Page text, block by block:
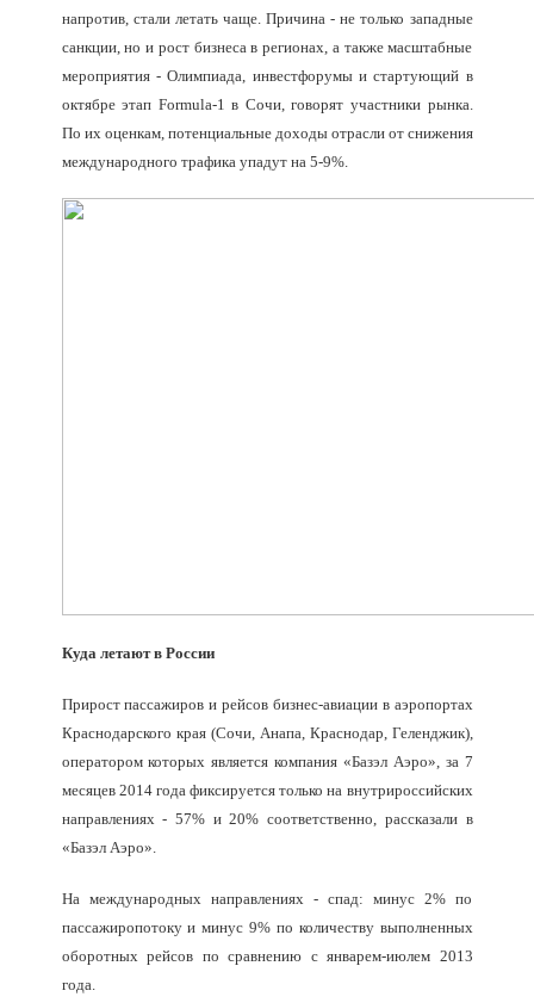
напротив, стали летать чаще. Причина - не только западные
санкции, но и рост бизнеса в регионах, а также масштабные
мероприятия - Олимпиада, инвестфорумы и стартующий в
октябре этап Formula-1 в Сочи, говорят участники рынка.
По их оценкам, потенциальные доходы отрасли от снижения
международного трафика упадут на 5-9%.
Куда летают в России
Прирост пассажиров и рейсов бизнес-авиации в аэропортах
Краснодарского края (Сочи, Анапа, Краснодар, Геленджик),
оператором которых является компания «Базэл Аэро», за 7
месяцев 2014 года фиксируется только на внутрироссийских
направлениях - 57% и 20% соответственно, рассказали в
«Базэл Аэро».
На международных направлениях - спад: минус 2% по
пассажиропотоку и минус 9% по количеству выполненных
оборотных рейсов по сравнению с январем-июлем 2013
года.